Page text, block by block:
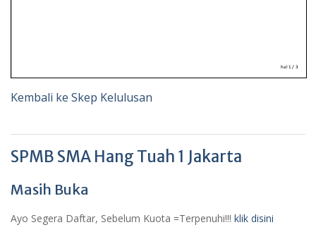
Kembali ke Skep Kelulusan
SPMB SMA Hang Tuah 1 Jakarta
Masih Buka
Ayo Segera Daftar, Sebelum Kuota =Terpenuhi!!! klik disini